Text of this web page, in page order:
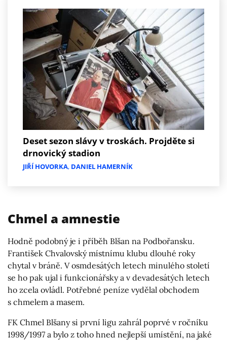
Deset sezon slávy v troskách. Projděte si
drnovický stadion
JIŘÍ HOVORKA, DANIEL HAMERNÍK
Chmel a amnestie
Hodně podobný je i příběh Blšan na Podbořansku.
František Chvalovský místnímu klubu dlouhé roky
chytal v bráně. V osmdesátých letech minulého století
se ho pak ujal i funkcionářsky a v devadesátých letech
ho zcela ovládl. Potřebné peníze vydělal obchodem
s chmelem a masem.
FK Chmel Blšany si první ligu zahrál poprvé v ročníku
1998/1997 a bylo z toho hned nejlepší umístění, na jaké